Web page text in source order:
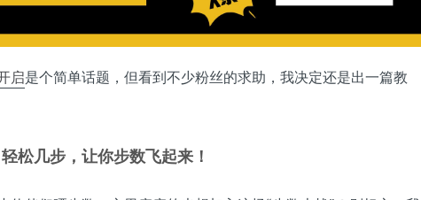
启是个简单话题，但看到不少粉丝的求助，我决定还是出一篇教
松几步，让你步数飞起来！